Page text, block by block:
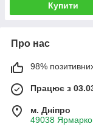
Купити
Про нас
98% позитивних
Працює з
м. Дніпро
49038